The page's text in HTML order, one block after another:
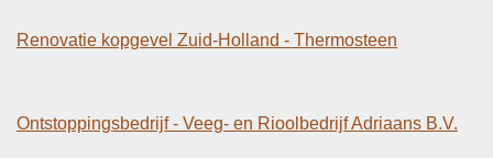
Renovatie kopgevel Zuid-Holland - Thermosteen
Ontstoppingsbedrijf - Veeg- en Rioolbedrijf Adriaans B.V.